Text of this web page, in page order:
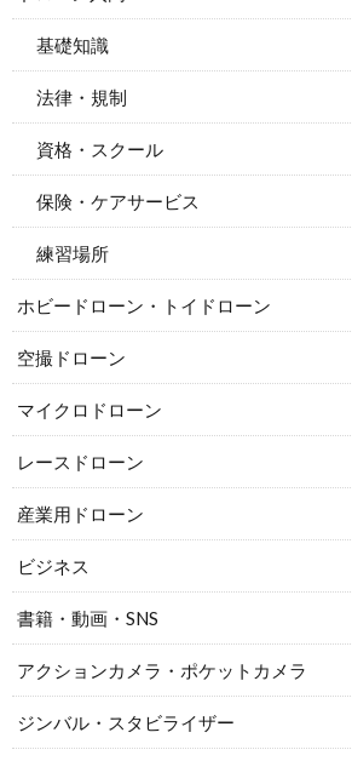
基礎知識
法律・規制
資格・スクール
保険・ケアサービス
練習場所
ホビードローン・トイドローン
空撮ドローン
マイクロドローン
レースドローン
産業用ドローン
ビジネス
書籍・動画・SNS
アクションカメラ・ポケットカメラ
ジンバル・スタビライザー